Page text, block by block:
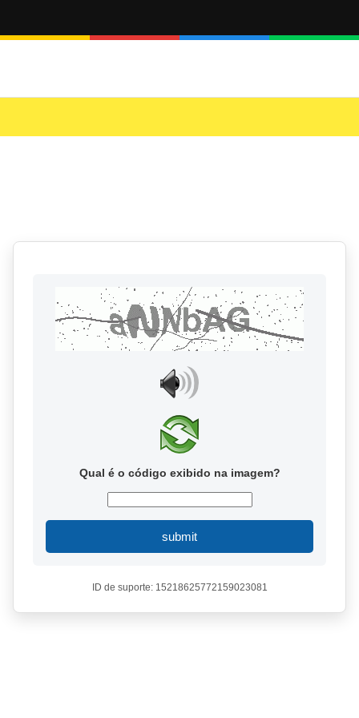
Qual é o código exibido na imagem?
submit
ID de suporte: 15218625772159023081